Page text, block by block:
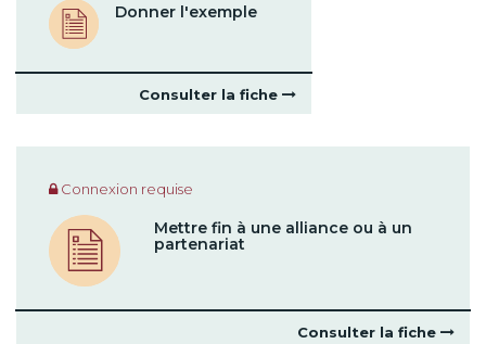
Donner l'exemple
Consulter la fiche
Connexion requise
Mettre fin à une alliance ou à un
partenariat
Consulter la fiche